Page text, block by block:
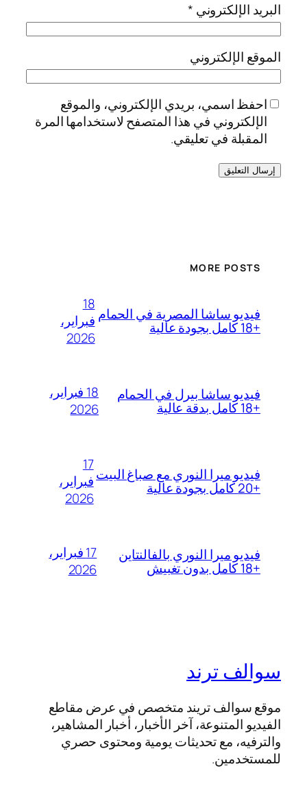
البريد الإلكتروني *
الموقع الإلكتروني
احفظ اسمي، بريدي الإلكتروني، والموقع
الإلكتروني في هذا المتصفح لاستخدامها المرة
المقبلة في تعليقي.
MORE POSTS
فيديو ساشا المصرية في الحمام
+18 كامل بجودة عالية
18
فبراير،
2026
فيديو ساشا بيرل في الحمام
+18 كامل بدقة عالية
18 فبراير،
2026
فيديو ميرا النوري مع صباغ البيت
+20 كامل بجودة عالية
17
فبراير،
2026
فيديو ميرا النوري بالفالنتاين
+18 كامل بدون تغبيش
17 فبراير،
2026
سوالف ترند
موقع سوالف تريند متخصص في عرض مقاطع
الفيديو المتنوعة، آخر الأخبار، أخبار المشاهير،
والترفيه، مع تحديثات يومية ومحتوى حصري
للمستخدمين.